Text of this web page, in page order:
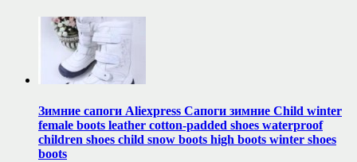
Зимние сапоги Aliexpress Сапоги зимние Child winter
female boots leather cotton-padded shoes waterproof
children shoes child snow boots high boots winter shoes
boots